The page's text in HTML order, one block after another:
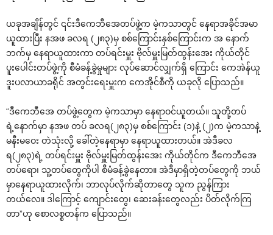
ယခုအချိန်တွင် ၎င်းဒီ‌ကေဘီ‌အေတပ်ဖွဲ့က မဲ့ကသာတွင် ‌နေရာအခိုင်အမာ
ယူထားပြီး နအဖ ခလရ (၂၈၃)မှ စစ်‌ကြောင်းနှစ်‌ကြောင်းက အ ‌နောက်
ဘက်မှ ‌နေရာယူထားကာ တပ်ရင်းမှူး ဗိုလ်မှူးမြတ်ထွန်း‌အေး ကိုယ်တိုင်
ပူး‌ပေါင်းတပ်ဖွဲ့ကို စီမံခန့်ခွဲမှုများ လုပ်‌ဆောင်လျှက်ရှိ ‌ကြောင်း ‌ကေအဲန်ယူ
ဒူးပလာယာခရိုင် အတွင်း‌ရေးမှူးက ‌ကေအိုင်စီကို ယခုလို ‌ပြောသည်။
“ဒီ‌ကေဘီ‌အေ တပ်ဖွဲ့‌တွေက မဲ့ကသာမှာ ‌နေရာဝင်ယူတယ်။ သူတို့တပ်
ရဲ့‌နောက်မှာ နအဖ တပ် ခလရ(၂၈၃)မှ စစ်‌ကြောင်း (၁)နဲ့ (၂)က မဲ့ကသာနဲ့
မနီးမ‌ဝေး တဲသုံးလို့ ‌ခေါ်တဲ့‌နေရာမှာ ‌နေရာယူထားတယ်။ အဲဒီခလ
ရ(၂၈၃)ရဲ့ တပ်ရင်းမှူး ဗိုလ်မှူးမြတ်ထွန်း‌အေး ကိုယ်တိုင်က ဒီ‌ကေဘီ‌အေ
တပ်‌ရော၊ သူ့တပ်‌တွေကိုပါ စီမံခန့်ခွဲ‌နေတာ။ အဲဒီမှာရှိတဲ့တပ်‌တွေကို ဘယ်
မှာ‌နေရာယူထားလိုက်၊ ဘာလုပ်လိုက်ဆိုတာ‌တွေ သူက ညွန်ကြား
တယ်‌လေ။ ဒါ‌ကြောင့် ‌ကျောင်း‌တွေ၊ ‌ဆေးခန်း‌တွေလည်း ပိတ်လိုက်ကြ
တာ”ဟု ‌စောလစ္စတန်က ‌ပြောသည်။